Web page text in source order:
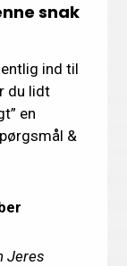
snak
ind til
du lidt
en
&
Jeres